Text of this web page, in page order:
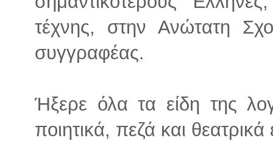
τέχνης, στην Ανώτατη
συγγραφέας.
Ήξερε όλα τα είδη της
ποιητικά, πεζά και